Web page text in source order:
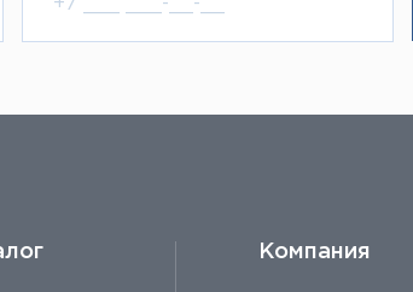
Компания